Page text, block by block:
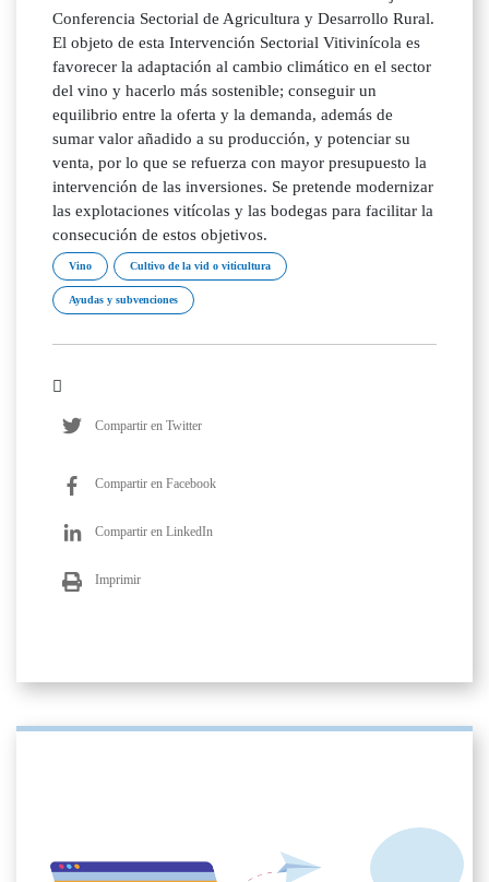
Conferencia Sectorial de Agricultura y Desarrollo Rural.
El objeto de esta Intervención Sectorial Vitivinícola es
favorecer la adaptación al cambio climático en el sector
del vino y hacerlo más sostenible; conseguir un
equilibrio entre la oferta y la demanda, además de
sumar valor añadido a su producción, y potenciar su
venta, por lo que se refuerza con mayor presupuesto la
intervención de las inversiones. Se pretende modernizar
las explotaciones vitícolas y las bodegas para facilitar la
consecución de estos objetivos.
Vino Cultivo de la vid o viticultura
Ayudas y subvenciones
Compartir en Twitter
Compartir en Facebook
Compartir en LinkedIn
Imprimir